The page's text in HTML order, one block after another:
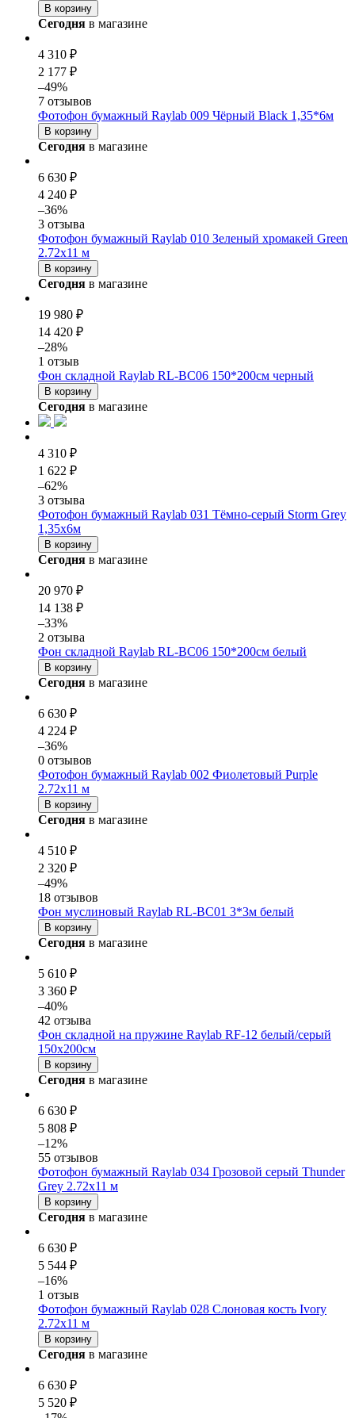
В корзину
Сегодня в магазине
4 310 ₽
2 177 ₽
–49%
7 отзывов
Фотофон бумажный Raylab 009 Чёрный Black 1,35*6м
В корзину
Сегодня в магазине
6 630 ₽
4 240 ₽
–36%
3 отзыва
Фотофон бумажный Raylab 010 Зеленый хромакей Green
2.72x11 м
В корзину
Сегодня в магазине
19 980 ₽
14 420 ₽
–28%
1 отзыв
Фон складной Raylab RL-BC06 150*200см черный
В корзину
Сегодня в магазине
4 310 ₽
1 622 ₽
–62%
3 отзыва
Фотофон бумажный Raylab 031 Тёмно-серый Storm Grey
1,35х6м
В корзину
Сегодня в магазине
20 970 ₽
14 138 ₽
–33%
2 отзыва
Фон складной Raylab RL-BC06 150*200см белый
В корзину
Сегодня в магазине
6 630 ₽
4 224 ₽
–36%
0 отзывов
Фотофон бумажный Raylab 002 Фиолетовый Purple
2.72x11 м
В корзину
Сегодня в магазине
4 510 ₽
2 320 ₽
–49%
18 отзывов
Фон муслиновый Raylab RL-BC01 3*3м белый
В корзину
Сегодня в магазине
5 610 ₽
3 360 ₽
–40%
42 отзыва
Фон складной на пружине Raylab RF-12 белый/серый
150x200см
В корзину
Сегодня в магазине
6 630 ₽
5 808 ₽
–12%
55 отзывов
Фотофон бумажный Raylab 034 Грозовой серый Thunder
Grey 2.72x11 м
В корзину
Сегодня в магазине
6 630 ₽
5 544 ₽
–16%
1 отзыв
Фотофон бумажный Raylab 028 Cлоновая кость Ivory
2.72x11 м
В корзину
Сегодня в магазине
6 630 ₽
5 520 ₽